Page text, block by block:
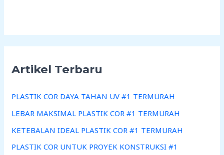
Artikel Terbaru
PLASTIK COR DAYA TAHAN UV #1 TERMURAH
LEBAR MAKSIMAL PLASTIK COR #1 TERMURAH
KETEBALAN IDEAL PLASTIK COR #1 TERMURAH
PLASTIK COR UNTUK PROYEK KONSTRUKSI #1